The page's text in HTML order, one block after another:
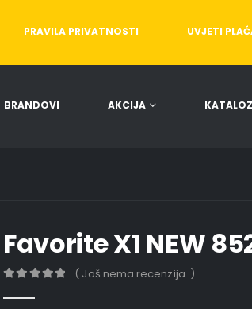
PRAVILA PRIVATNOSTI UVJETI
BRANDOVI AKCIJA
Favorite X1 NEW
( Još nema recenzija. )